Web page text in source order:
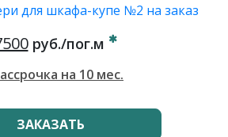
руб./пог.м
на 10 мес.
ЗАКАЗАТЬ